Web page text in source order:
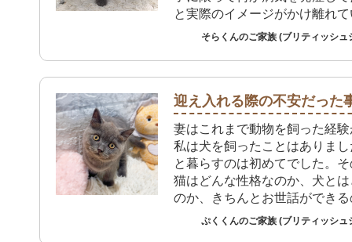
と実際のイメージがかけ離れ
ました。そこで検索範囲を広
店では病気を発症してないこ
十分に確認でき不安なくお迎
た。
そらくんのご家族 (ブリティッシュ
迎え入れる際の不安だった
妻はこれまで動物を飼った経
私は犬を飼ったことはありま
と暮らすのは初めてでした。
猫はどんな性格なのか、犬と
のか、きちんとお世話ができ
った不安はありました。 ですが、実際に
ぷくくんのご家族 (ブリティッシュ